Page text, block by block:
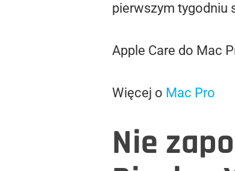
pierwszym tygodniu
Apple Care do Mac
Więcej o Mac Pro
Nie